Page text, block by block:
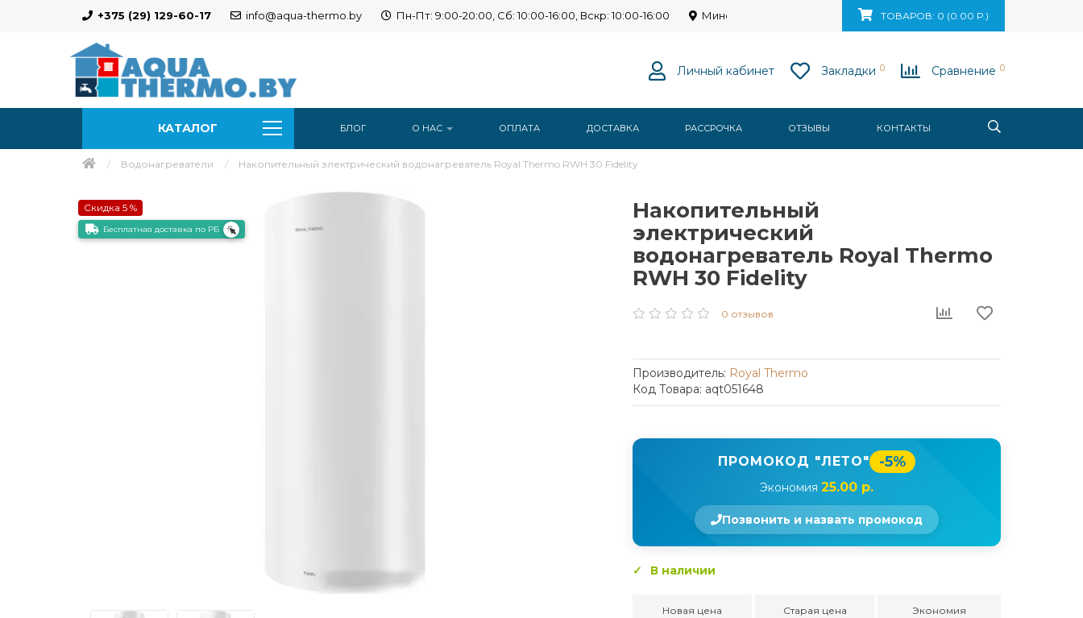
+375 (29) 129-60-17 info@aqua-thermo.by Пн-Пт: 9:00-20:00, Сб: 10:00-16:00, Вскр: 10:00-16:00 Минск, ул. Ваупшасова, д. 10, пом. 131ТОВАРОВ: 0 (0.00 Р.)
Личный кабинет Закладки 0 Сравнение 0
КАТАЛОГ БЛОГ О НАС ОПЛАТА ДОСТАВКА РАССРОЧКА ОТЗЫВЫ КОНТАКТЫ
Водонагреватели Накопительный электрический водонагреватель Royal Thermo RWH 30 Fidelity
Скидка 5 %
Бесплатная доставка по РБ
Накопительный
электрический
водонагреватель Royal Thermo
RWH 30 Fidelity
0 отзывов
Производитель: Royal Thermo
Код Товара: aqt051648
ПРОМОКОД "ЛЕТО" -5%
Экономия 25.00 р.
Позвонить и назвать промокод
В наличии
Новая цена Старая цена Экономия